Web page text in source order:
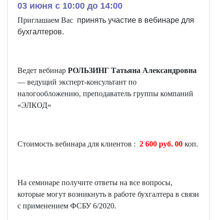
03 июня c 10:00 до 14:00
Приглашаем Вас принять участие в вебинаре для
бухгалтеров.
Ведет вебинар РОЛЬЗИНГ Татьяна Александровна
— ведущий эксперт-консультант по
налогообложению, преподаватель группы компаний
«ЭЛКОД»
Стоимость вебинара для клиентов : 2 600 руб. 00 коп.
На семинаре получите ответы на все вопросы,
которые могут возникнуть в работе бухгалтера в связи
с применением ФСБУ6/2020.